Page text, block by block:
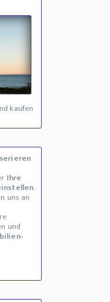
kaufen
Ihre
.
uns an
und